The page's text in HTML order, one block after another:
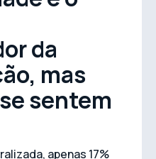
da
mas
sentem
apenas 17%